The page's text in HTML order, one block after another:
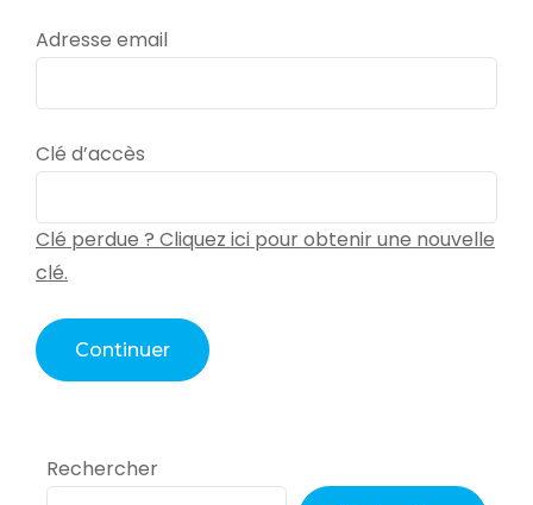
Adresse email
Clé d’accès
Clé perdue ? Cliquez ici pour obtenir une nouvelle
clé.
Rechercher